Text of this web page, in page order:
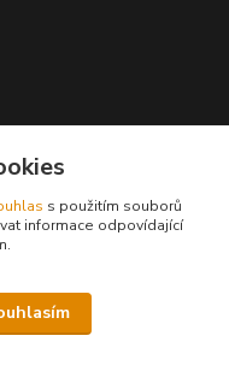
s použitím souborů
informace odpovídající